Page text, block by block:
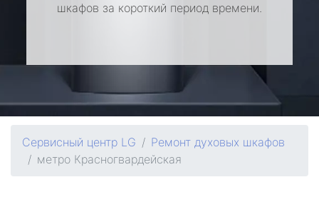
шкафов за короткий период времени.
Сервисный центр LG
Ремонт духовых шкафов
метро Красногвардейская